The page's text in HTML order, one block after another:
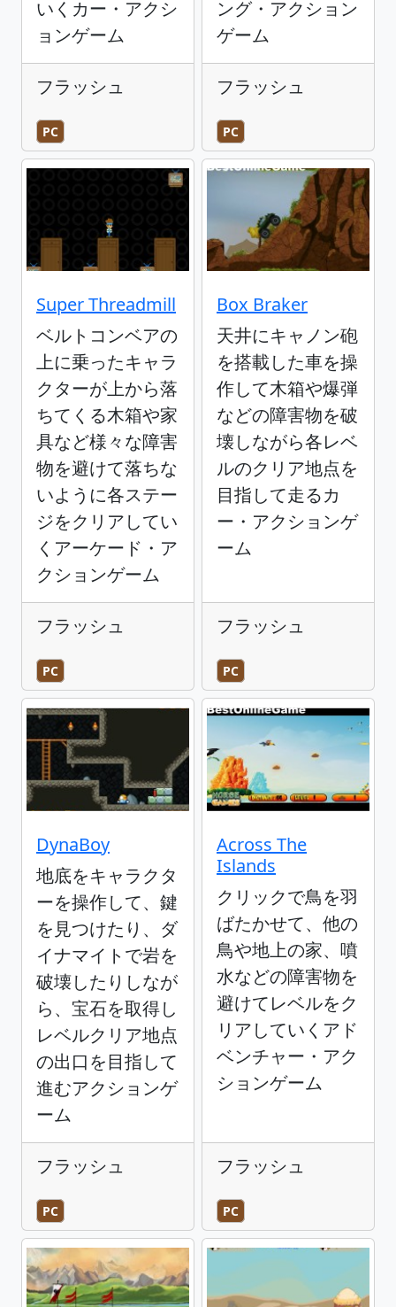
いくカー・アクシ
ョンゲーム
フラッシュ
PC
ング・アクション
ゲーム
フラッシュ
PC
Super Threadmill
ベルトコンベアの
上に乗ったキャラ
クターが上から落
ちてくる木箱や家
具など様々な障害
物を避けて落ちな
いように各ステー
ジをクリアしてい
くアーケード・ア
クションゲーム
フラッシュ
PC
Box Braker
天井にキャノン砲
を搭載した車を操
作して木箱や爆弾
などの障害物を破
壊しながら各レベ
ルのクリア地点を
目指して走るカ
ー・アクションゲ
ーム
フラッシュ
PC
DynaBoy
地底をキャラクタ
ーを操作して、鍵
を見つけたり、ダ
イナマイトで岩を
破壊したりしなが
ら、宝石を取得し
レベルクリア地点
の出口を目指して
進むアクションゲ
ーム
フラッシュ
PC
Across The
Islands
クリックで鳥を羽
ばたかせて、他の
鳥や地上の家、噴
水などの障害物を
避けてレベルをク
リアしていくアド
ベンチャー・アク
ションゲーム
フラッシュ
PC